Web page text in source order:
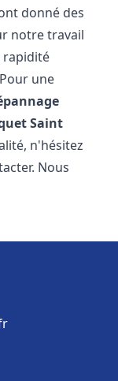
donné des
notre travail
rapidité
une
Saint
n'hésitez
Nous